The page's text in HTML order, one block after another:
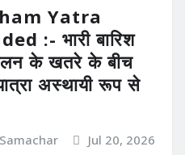
Yatra
:- भारी बारिश
के खतरे के बीच
अस्थायी रूप से
Jul 20, 2026